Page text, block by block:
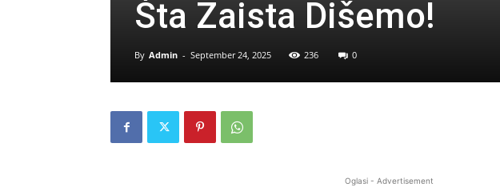
Šta Zaista Dišemo!
By Admin - September 24, 2025 236 0
Oglasi - Advertisement